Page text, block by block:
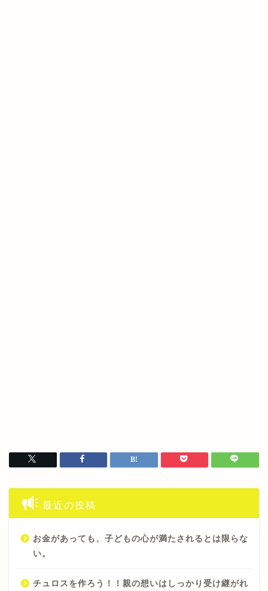
最近の投稿
お金があっても、子どもの心が満たされるとは限らな
い。
チュロスを作ろう！！親の想いはしっかり受け継がれ